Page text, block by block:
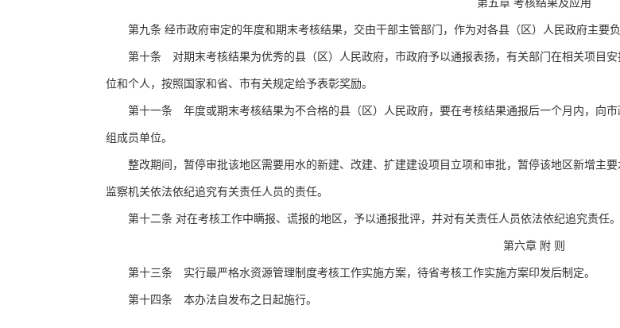
第五章 考核结果及应用
第九条 经市政府审定的年度和期末考核结果，交由干部主管部门，作为对各县（区）人民政府主要
第十条 对期末考核结果为优秀的县（区）人民政府，市政府予以通报表扬，有关部门在相关项目安
位和个人，按照国家和省、市有关规定给予表彰奖励。
第十一条 年度或期末考核结果为不合格的县（区）人民政府，要在考核结果通报后一个月内，向市
组成员单位。
整改期间，暂停审批该地区需要用水的新建、改建、扩建建设项目立项和审批，暂停该地区新增主
监察机关依法依纪追究有关责任人员的责任。
第十二条 对在考核工作中瞒报、谎报的地区，予以通报批评，并对有关责任人员依法依纪追究责任。
第六章 附 则
第十三条 实行最严格水资源管理制度考核工作实施方案，待省考核工作实施方案印发后制定。
第十四条 本办法自发布之日起施行。